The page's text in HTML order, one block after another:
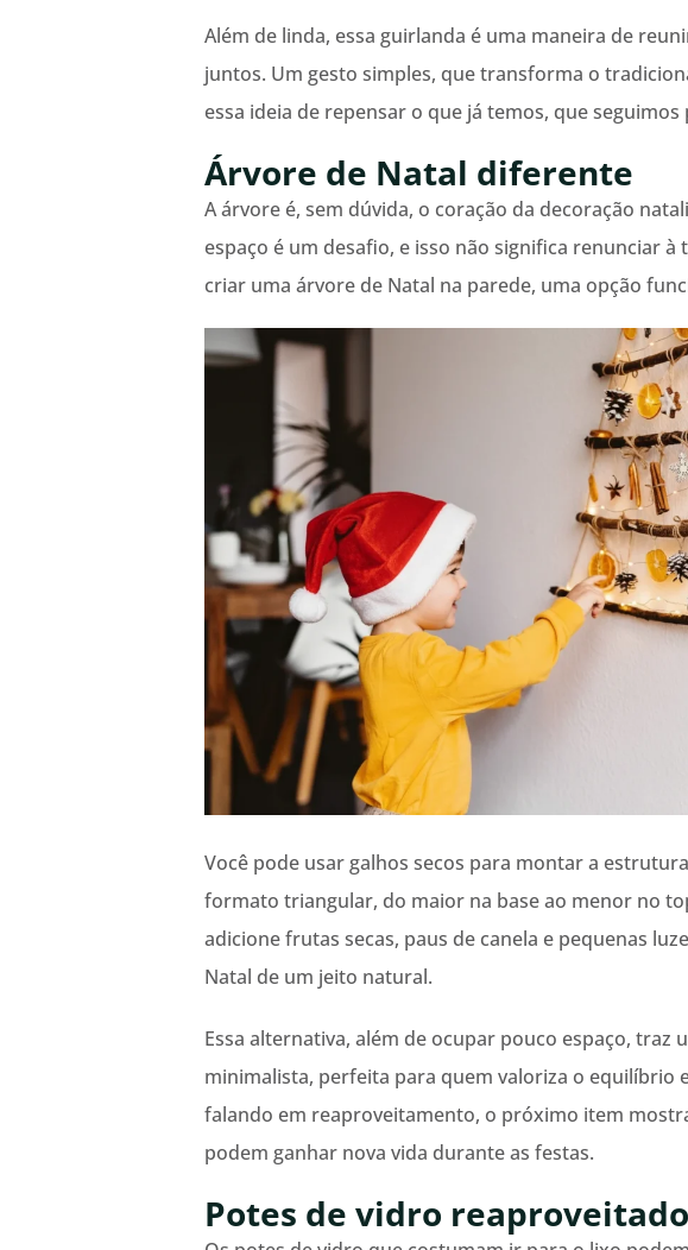
Além de linda, essa guirlanda é uma maneira de
juntos. Um gesto simples, que transforma o
essa ideia de repensar o que já temos, que
Árvore de Natal diferente
A árvore é, sem dúvida, o coração da decoração
espaço é um desafio, e isso não significa renunciar
criar uma árvore de Natal na parede, uma opção
Você pode usar galhos secos para montar a
formato triangular, do maior na base ao menor no
adicione frutas secas, paus de canela e pequenas
Natal de um jeito natural.
Essa alternativa, além de ocupar pouco espaço, traz
minimalista, perfeita para quem valoriza o equilíbrio
falando em reaproveitamento, o próximo item
podem ganhar nova vida durante as festas.
Potes de vidro